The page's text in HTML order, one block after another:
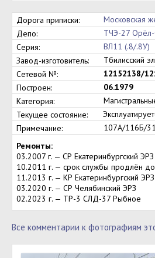
Дорога приписки:
Московская
Депо:
ТЧЭ-27 Орёл-
Серия:
ВЛ11 (.8/.8У)
Завод-изготовитель:
Тбилисский
Сетевой №:
12152138/
Построен:
06.1979
Категория:
Текущее состояние:
Примечание:
107А/116Б/
Ремонты:
03.2007 г. — СР Екатеринбургский ЭРЗ
10.2011 г. — срок службы продлён
11.2013 г. — КР Екатеринбургский ЭРЗ
03.2020 г. — СР Челябинский ЭРЗ
02.2023 г. — ТР-3 СЛД-37 Рыбное
Все комментарии к фотографиям